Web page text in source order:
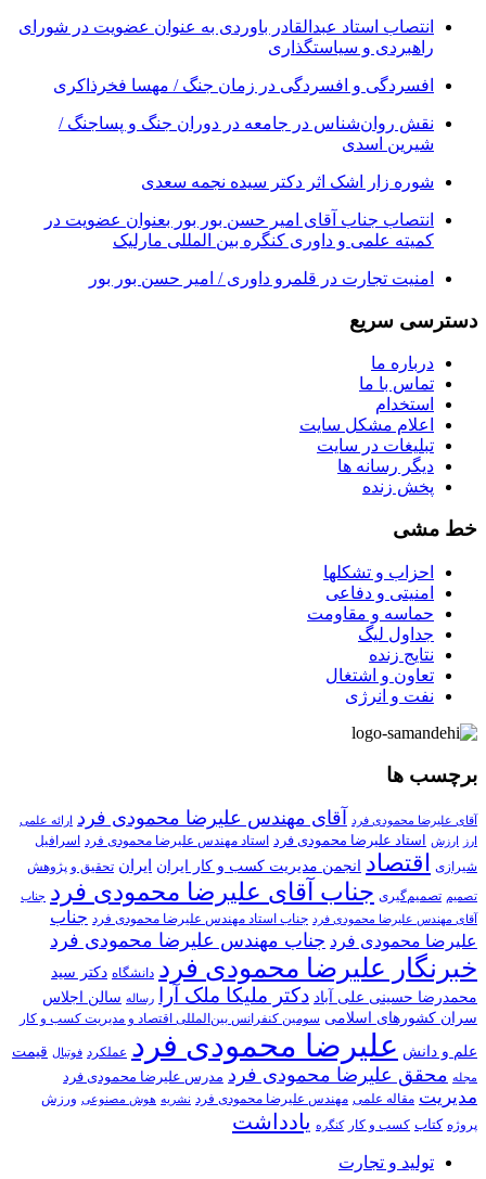
انتصاب استاد عبدالقادر باوردی به عنوان عضویت در شورای
راهبردی و سیاستگذاری
افسردگی و افسردگی در زمان جنگ / مهسا فخرذاکری
نقش روان‌شناس در جامعه در دوران جنگ و پساجنگ /
شیرین اسدی
شوره زار اشک اثر دکتر سیده نجمه سعدی
انتصاب جناب آقای امیر حسن بور بور بعنوان عضویت در
کمیته علمی و داوری کنگره بین المللی مارلیک
امنیت تجارت در قلمرو داوری / امیر حسن بور بور
دسترسی سریع
درباره ما
تماس با ما
استخدام
اعلام مشکل سایت
تبلیغات در سایت
ديگر رسانه ها
پخش زنده
خط مشی
احزاب و تشکلها
امنیتی و دفاعی
حماسه و مقاومت
جداول لیگ
نتایج زنده
تعاون و اشتغال
نفت و انرژی
برچسب ها
آقای علیرضا محمودی فرد آقای مهندس علیرضا محمودی فرد
ارائه علمی
ارز
ارزش استاد علیرضا محمودی فرد استاد مهندس علیرضا محمودی فرد
اسرافیل
شیرازی
اقتصاد انجمن مدیریت کسب و کار ایران ایران تحقیق و پژوهش
تصمیم تصمیم‌گیری جناب آقای علیرضا محمودی فرد جناب
آقای مهندس علیرضا محمودی فرد جناب استاد مهندس علیرضا محمودی فرد جناب
علیرضا محمودی فرد جناب مهندس علیرضا محمودی فرد
خبرنگار علیرضا محمودی فرد دانشگاه دکتر سید
محمدرضا حسینی علی آباد دکتر ملیکا ملک آرا رساله سالن اجلاس
سران کشورهای اسلامی سومین کنفرانس بین‌المللی اقتصاد و مدیریت کسب و کار
علم و دانش علیرضا محمودی فرد عملکرد فوتبال قیمت
مجله محقق علیرضا محمودی فرد مدرس علیرضا محمودی فرد
مدیریت مقاله علمی مهندس علیرضا محمودی فرد نشریه هوش مصنوعی ورزش
پروژه کتاب کسب و کار کنگره یادداشت
تولید و تجارت